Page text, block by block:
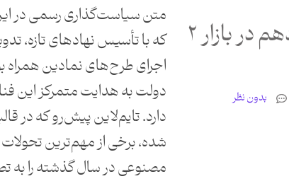
تایم‌لاین فعالیت‌های دولت چهاردهم در بازار ‌۲
بدون نظر
متن سیاست‌گذاری رسمی در
که با تأسیس نهادهای تازه،
اجرای طرح‌های نمادین همراه
دولت به هدایت متمرکز این
دارد. تایم‌لاین پیش‌رو که در
شده، برخی از مهم‌ترین
مصنوعی در سال گذشته را به